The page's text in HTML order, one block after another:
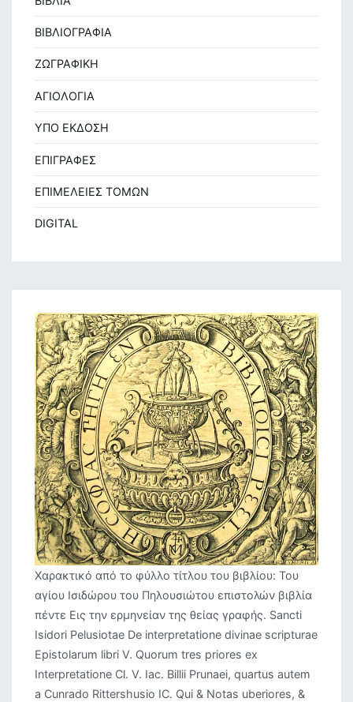
ΒΙΒΛΙΟΓΡΑΦΙΑ
ΖΩΓΡΑΦΙΚΗ
ΑΓΙΟΛΟΓΙΑ
ΥΠΟ ΕΚΔΟΣΗ
ΕΠΙΓΡΑΦΕΣ
ΕΠΙΜΕΛΕΙΕΣ ΤΟΜΩΝ
DIGITAL
Χαρακτικό από το φύλλο τίτλου του βιβλίου: Του
αγίου Ισιδώρου του Πηλουσιώτου επιστολών βιβλία
πέντε Εις την ερμηνείαν της θείας γραφής. Sancti
Isidori Pelusiotae De interpretatione divinae scripturae
Epistolarum libri V. Quorum tres priores ex
Interpretatione Cl. V. Iac. Billii Prunaei, quartus autem
a Cunrado Rittershusio IC. Qui & Notas uberiores, &